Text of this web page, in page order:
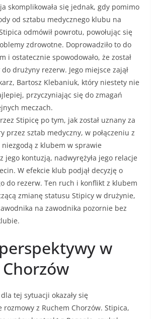
skomplikowała się jednak, gdy pomimo
od sztabu medycznego klubu na
odmówił powrotu, powołując się
zdrowotne. Doprowadziło to do
i ostatecznie spowodowało, że został
drużyny rezerw. Jego miejsce zajął
Bartosz Klebaniuk, który niestety nie
przyczyniając się do zmagań
meczach.
Stipicę po tym, jak został uznany za
przez sztab medyczny, w połączeniu z
z klubem w sprawie
jego kontuzją, nadwyrężyła jego relacje
W efekcie klub podjął decyzję o
do rezerw. Ten ruch i konflikt z klubem
zmianę statusu Stipicy w drużynie,
na zawodnika pozornie bez
w
tej sytuacji okazały się
rozmowy z Ruchem Chorzów. Stipica,